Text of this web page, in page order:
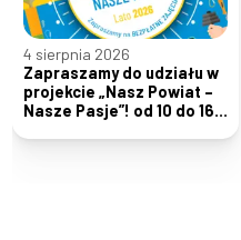
4 sierpnia 2026
Zapraszamy do udziału w
projekcie „Nasz Powiat –
Nasze Pasje”! od 10 do 16